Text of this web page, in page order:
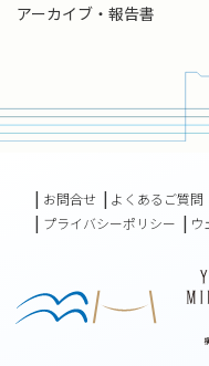
Sinfonietta de Lausanne
楽コンクール金賞奨励
賞。日本演奏家コンクー
勝。大阪国際コンクール
交響楽団2ndヴァイオリ
「Mercedes Ensemble
コンサート） 企画、及
ー「生演奏で楽しむク
窪）講師。 作曲家、ピ
「voice of the violin」「
アーカイブ・報告書
お問合せ よくあるご質問
プライバシーポリシー
ウ